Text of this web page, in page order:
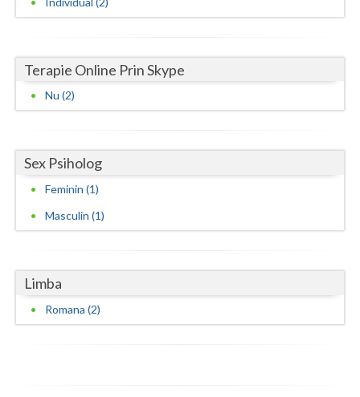
Terapie Online Prin Skype
Nu (2)
Sex Psiholog
Feminin (1)
Masculin (1)
Limba
Romana (2)